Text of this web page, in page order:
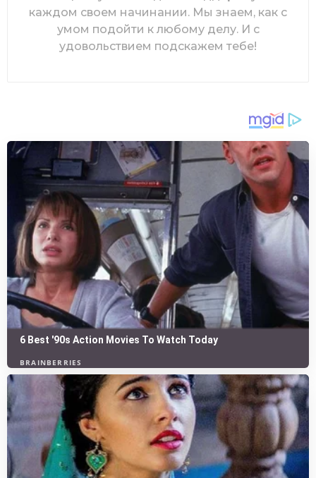
каждом своем начинании. Мы знаем, как с
умом подойти к любому делу. И с
удовольствием подскажем тебе!